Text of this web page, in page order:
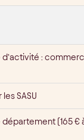
:
SASU
(165 €